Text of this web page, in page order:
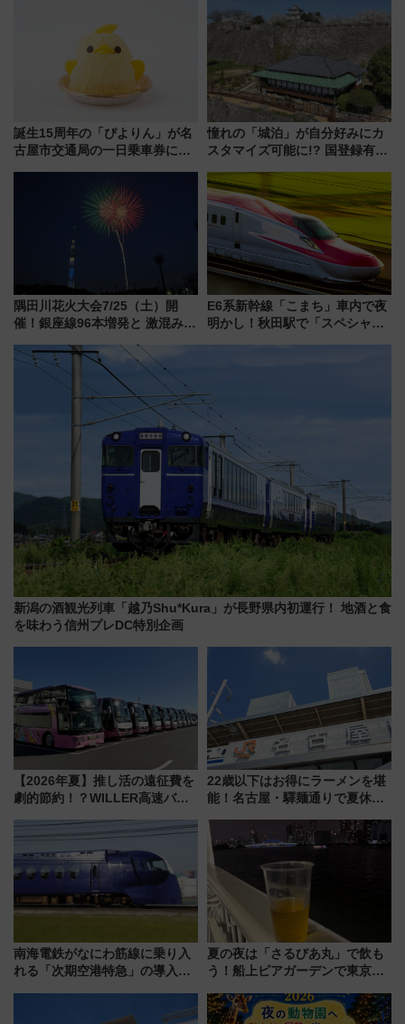
ツリー駅の規制まとめ 7/25開催
（2026年）
誕生15周年の「ぴよりん」が名
古屋市交通局の一日乗車券に！
憧れの「城泊」が自分好みにカ
スタマイズ可能に!? 国登録有形
にオーダーメイド型の宿泊プラ
ンが誕生！
隅田川花火大会7/25（土）開
催！銀座線96本増発と 激混みの
アクセス攻略法、2万発の花火が
都心の夜に！
E6系新幹線「こまち」車内で夜
明かし！秋田駅で「スペシャル
新潟の酒観光列車「越乃Shu*Kura」が長野県内初運行！ 地酒と食
を味わう信州プレDC特別企画
【2026年夏】推し活の遠征費を
劇的節約！？WILLER高速バス
温泉の最強ルート 予約期間・
対象路線まとめ
22歳以下はお得にラーメンを堪
能！名古屋・驛麺通りで夏休み
よりスタート
南海電鉄がなにわ筋線に乗り入
れる「次期空港特急」の導入を
夏の夜は「さるびあ丸」で飲も
う！船上ビアガーデンで東京湾
杯……工場直送生ビールや島グ